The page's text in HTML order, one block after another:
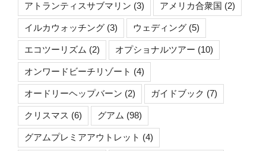
アトランティスサブマリン (3) アメリカ合衆国 (2)
イルカウォッチング (3) ウェディング (5)
エコツーリズム (2) オプショナルツアー (10)
オンワードビーチリゾート (4)
オードリーヘップバーン (2) ガイドブック (7)
クリスマス (6) グアム (98)
グアムプレミアアウトレット (4)